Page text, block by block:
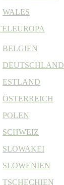
WALES
BELGIEN
DEUTSCHLAND
ESTLAND
ÖSTERREICH
POLEN
SCHWEIZ
SLOWAKEI
SLOWENIEN
TSCHECHIEN